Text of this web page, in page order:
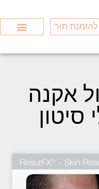
להזמנת תור
אקנה
סיטון